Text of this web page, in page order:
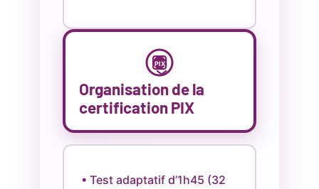
PIX
Organisation de la
certification PIX
• Test adaptatif d’1h45 (32